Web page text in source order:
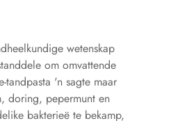
wetenskap
om omvattende
'n sagte maar
doring, pepermunt en
bakterieë te bekamp,